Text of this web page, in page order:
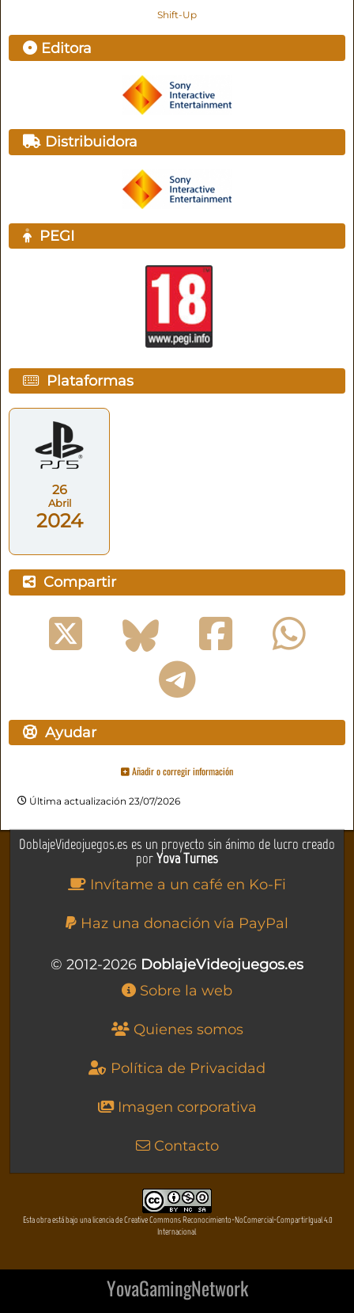
Shift-Up
Editora
Distribuidora
PEGI
Plataformas
26
Abril
2024
Compartir
Ayudar
Añadir o corregir información
Última actualización 23/07/2026
DoblajeVideojuegos.es es un proyecto sin ánimo de lucro creado
porYova Turnes
Invítame a un café en Ko-Fi
Haz una donación vía PayPal
© 2012-2026 DoblajeVideojuegos.es
Sobre la web
Quienes somos
Política de Privacidad
Imagen corporativa
Contacto
Esta obra está bajo una licencia de Creative Commons Reconocimiento-NoComercial-CompartirIgual 4.0
Internacional
YovaGamingNetwork